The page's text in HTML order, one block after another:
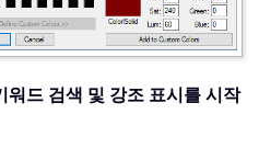
드 검색 및 강조 표시를 시작